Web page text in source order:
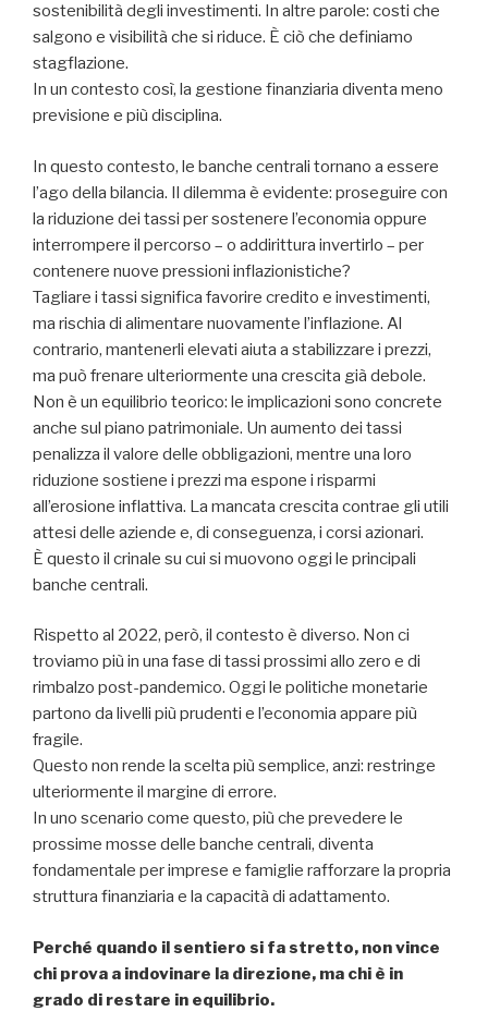
sostenibilità degli investimenti. In altre parole: costi che
salgono e visibilità che si riduce. È ciò che definiamo
stagflazione.
In un contesto così, la gestione finanziaria diventa meno
previsione e più disciplina.
In questo contesto, le banche centrali tornano a essere
l’ago della bilancia. Il dilemma è evidente: proseguire con
la riduzione dei tassi per sostenere l’economia oppure
interrompere il percorso – o addirittura invertirlo – per
contenere nuove pressioni inflazionistiche?
Tagliare i tassi significa favorire credito e investimenti,
ma rischia di alimentare nuovamente l’inflazione. Al
contrario, mantenerli elevati aiuta a stabilizzare i prezzi,
ma può frenare ulteriormente una crescita già debole.
Non è un equilibrio teorico: le implicazioni sono concrete
anche sul piano patrimoniale. Un aumento dei tassi
penalizza il valore delle obbligazioni, mentre una loro
riduzione sostiene i prezzi ma espone i risparmi
all’erosione inflattiva. La mancata crescita contrae gli utili
attesi delle aziende e, di conseguenza, i corsi azionari.
È questo il crinale su cui si muovono oggi le principali
banche centrali.
Rispetto al 2022, però, il contesto è diverso. Non ci
troviamo più in una fase di tassi prossimi allo zero e di
rimbalzo post-pandemico. Oggi le politiche monetarie
partono da livelli più prudenti e l’economia appare più
fragile.
Questo non rende la scelta più semplice, anzi: restringe
ulteriormente il margine di errore.
In uno scenario come questo, più che prevedere le
prossime mosse delle banche centrali, diventa
fondamentale per imprese e famiglie rafforzare la propria
struttura finanziaria e la capacità di adattamento.
Perché quando il sentiero si fa stretto, non vince
chi prova a indovinare la direzione, ma chi è in
grado di restare in equilibrio.